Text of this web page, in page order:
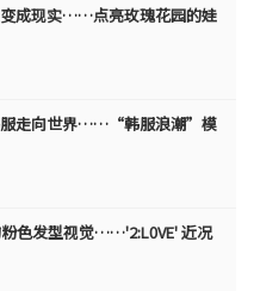
成现实……点亮玫瑰花园的娃
服走向世界……“韩服浪潮”模
色发型视觉……'2:L0VE' 近况